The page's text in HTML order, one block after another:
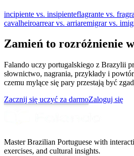
incipiente vs. insipienteflagrante vs.
cavalheiroarrear vs. arriaremigrar vs.
Zamień to rozróżnienie
Falando uczy portugalskiego z Brazylii
słownictwo, nagrania, przykłady i
czemu mylące się pary przestają być
Zacznij się uczyć za darmoZaloguj się
Master Brazilian Portuguese with
exercises, and cultural insights.